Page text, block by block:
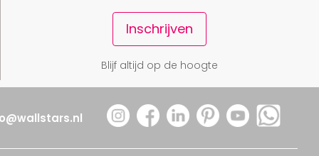
Inschrijven
Blijf altijd op de hoogte